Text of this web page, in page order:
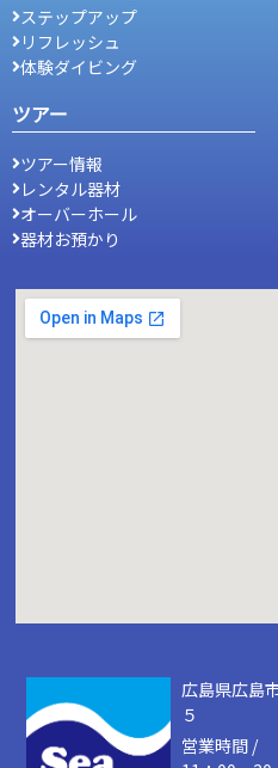
ステップアップ
リフレッシュ
体験ダイビング
ツアー
ツアー情報
レンタル器材
オーバーホール
器材お預かり
広島県広島
５
営業時間 /